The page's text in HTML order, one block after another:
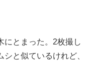
にとまった。2枚撮し
と似ているけれど、